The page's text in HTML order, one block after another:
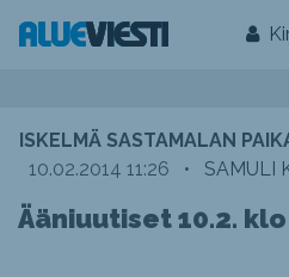
ISKELMÄ SASTAMALAN
10.02.2014 11:26
• SAMULI
Ääniuutiset 10.2. klo